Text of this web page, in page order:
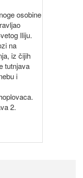
osobine
Iliju.
na
iz čijih
tutnjava
i
2.